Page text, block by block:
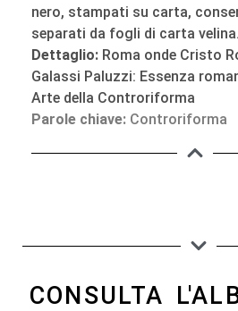
nero, stampati su carta,
separati da fogli di carta velina.
Dettaglio: Roma onde Cristo
Galassi Paluzzi: Essenza
Arte della Controriforma
Parole chiave: Controriforma
CONSULTA